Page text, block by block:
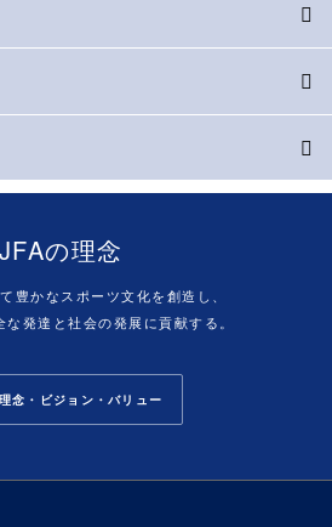
JFAの理念
豊かなスポーツ文化を創造し、
発達と社会の発展に貢献する。
念・ビジョン・バリュー